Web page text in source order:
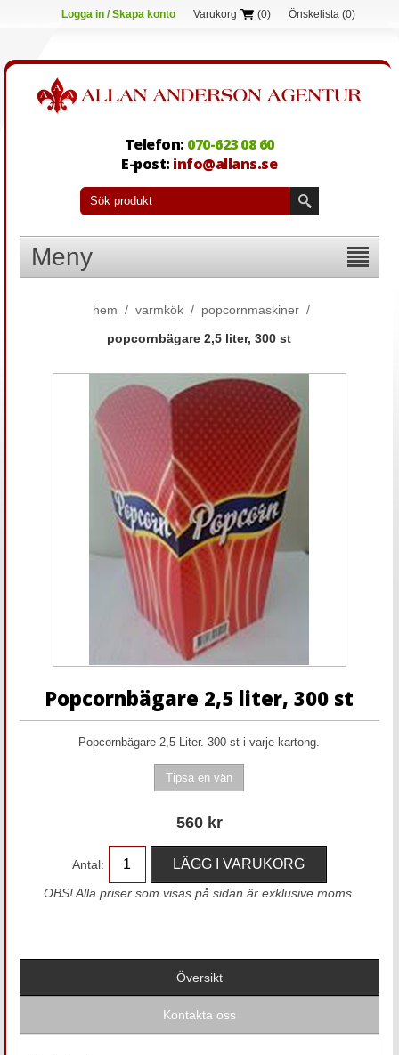
Logga in / Skapa konto Varukorg (0) Önskelista (0)
Telefon: 070-623 08 60
E-post: info@allans.se
Meny
hem / varmkök / popcornmaskiner /
popcornbägare 2,5 liter, 300 st
Popcornbägare 2,5 liter, 300 st
Popcornbägare 2,5 Liter. 300 st i varje kartong.
560 kr
Antal:
OBS! Alla priser som visas på sidan är exklusive moms.
Översikt
Kontakta oss